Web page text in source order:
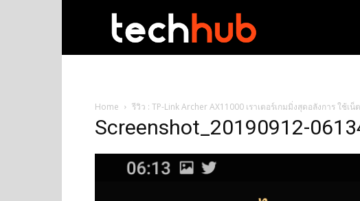
Home รีวิว : TP-Link Archer AX11000 เราเตอร์เกมมิ่งสุดอลังการ ใช้เ
Screenshot_20190912-